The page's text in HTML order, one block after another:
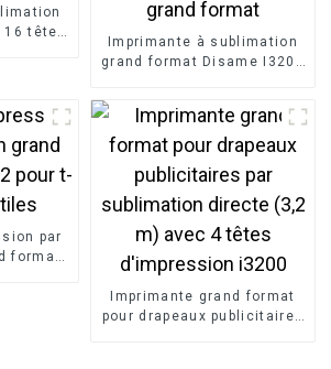
16 têtes
Imprimante à sublimation
grand format Disame I3200
par
format
Imprimante grand format
pour drapeaux publicitaires